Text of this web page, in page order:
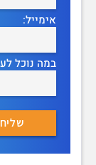
אימייל:
במה נוכל